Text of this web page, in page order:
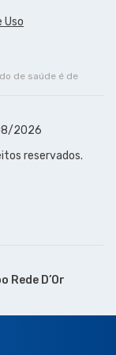
Uso
de saúde é de
2026
reservados.
Rede D’Or